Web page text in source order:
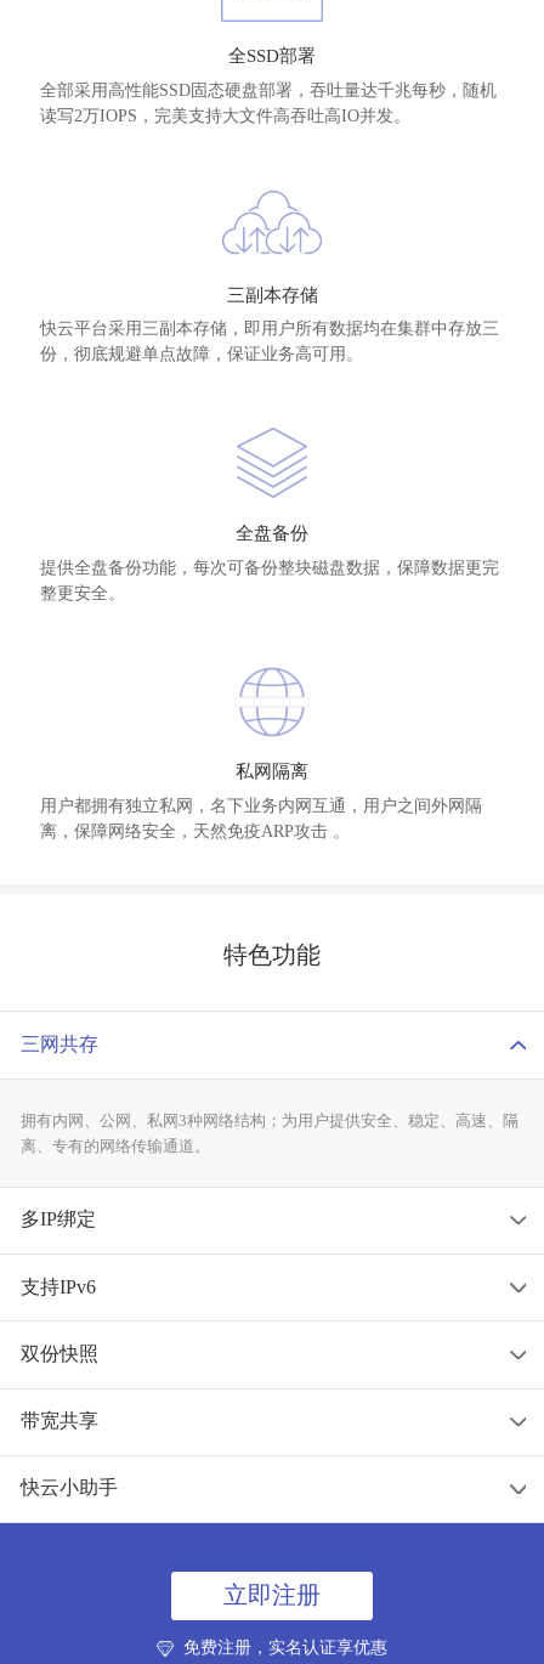
全SSD部署
全部采用高性能SSD固态硬盘部署，吞吐量达千兆每秒，随机
读写2万IOPS，完美支持大文件高吞吐高IO并发。
三副本存储
快云平台采用三副本存储，即用户所有数据均在集群中存放三
份，彻底规避单点故障，保证业务高可用。
全盘备份
提供全盘备份功能，每次可备份整块磁盘数据，保障数据更完
整更安全。
私网隔离
用户都拥有独立私网，名下业务内网互通，用户之间外网隔
离，保障网络安全，天然免疫ARP攻击 。
特色功能
三网共存
拥有内网、公网、私网3种网络结构；为用户提供安全、稳定、高速、隔
离、专有的网络传输通道。
多IP绑定
一台云服务器可不限个数绑定多个公网IP，各个应用独立访问，便于管理
和优化，随需而用。
支持IPv6
同时支持IPv6、IPv4双栈网络通道，景安拥有十分庞大的IPv6资源。面对
苹果商店对IPv6的审核轻松应对。
双份快照
拥有本地快照和云快照2份快照；当系统崩溃或异常时，您可以使用快照
功能将系统状态恢复到上次快照的时间点。
带宽共享
带宽共享器可实现带宽合理分配，满足每一台服务器的带宽使用，合理应
对网络流量，有效降低带宽成本。
快云小助手
让用户一键创建站点、数据库、管理系统用户、FTP。
立即注册
免费注册，实名认证享优惠